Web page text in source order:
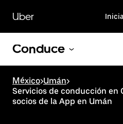
contenido
principal
Uber
Conduce
México>Umán>
Servicios de conducción en
socios de la App en Umán